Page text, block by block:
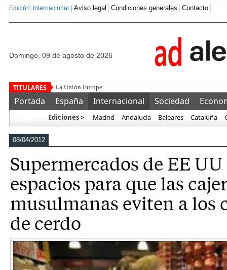
Edición: Internacional | Aviso legal Condiciones generales Contacto
domingo, 09 de agosto de 2026
La Unión Europea detecta aceitunas marroquíes con nivele
Portada España Internacional Sociedad
Ediciones > Madrid Andalucía Baleares Cataluña
08/04/2012
Supermercados de EE
espacios para que las
musulmanas eviten a los
de cerdo